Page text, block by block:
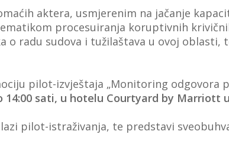
aktera, usmjerenim na jačanje
procesuiranja koruptivnih
radu sudova i tužilaštava u ovoj oblasti,
pilot-izvještaja „Monitoring odgovora
14:00 sati, u hotelu Courtyard by Marriott
pilot-istraživanja, te predstavi